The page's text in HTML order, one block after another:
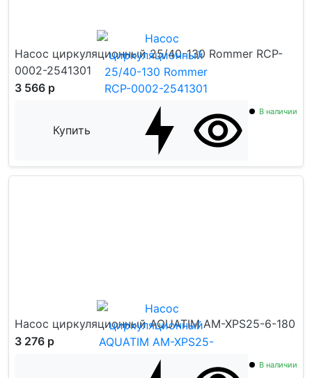
Насос циркуляционный 25/40-130 Rommer RCP-
0002-2541301
3 566 р
Купить
В наличии
Насос циркуляционный AQUATIM AM-XPS25-6-180
3 276 р
В наличии